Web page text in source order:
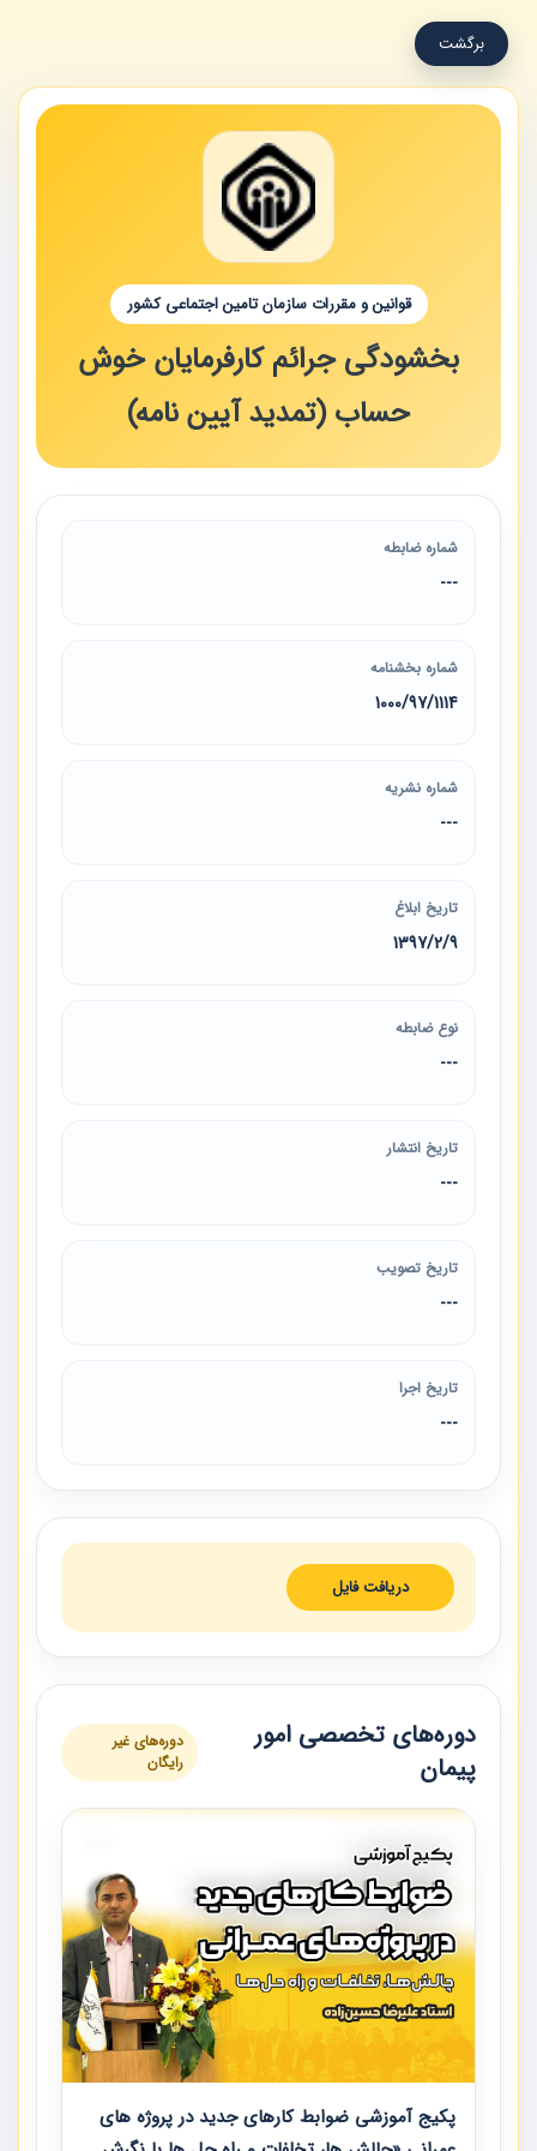
برگشت
قوانین و مقررات سازمان تامین اجتماعی کشور
بخشودگی جرائم کارفرمایان خوش
حساب (تمدید آیین نامه)
شماره ضابطه
---
شماره بخشنامه
1000/97/1114
شماره نشریه
---
تاریخ ابلاغ
1397/2/9
نوع ضابطه
---
تاریخ انتشار
---
تاریخ تصویب
---
تاریخ اجرا
---
دریافت فایل
دوره‌های تخصصی امور
پیمان
دوره‌های غیر
رایگان
پکیج آموزشی ضوابط کارهای جدید در پروژه های